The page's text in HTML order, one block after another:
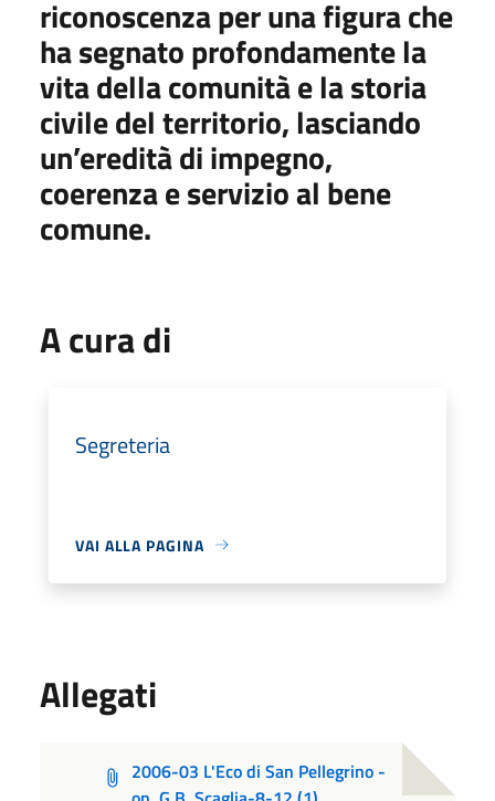
riconoscenza per una figura che
ha segnato profondamente la
vita della comunità e la storia
civile del territorio, lasciando
un’eredità di impegno,
coerenza e servizio al bene
comune.
A cura di
Segreteria
VAI ALLA PAGINA
Allegati
2006-03 L'Eco di San Pellegrino -